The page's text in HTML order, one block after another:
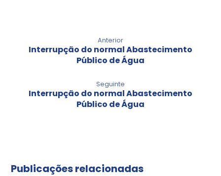
Anterior
Interrupção do normal Abastecimento
Público de Água
Seguinte
Interrupção do normal Abastecimento
Público de Água
Publicações relacionadas